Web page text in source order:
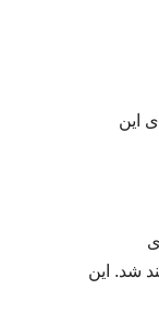
این
شد. این